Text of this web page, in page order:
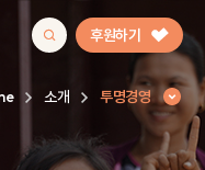
후원하기
소개 투명경영